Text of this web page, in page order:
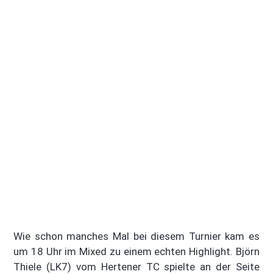
Wie schon manches Mal bei diesem Turnier kam es
um 18 Uhr im Mixed zu einem echten Highlight. Björn
Thiele (LK7) vom Hertener TC spielte an der Seite